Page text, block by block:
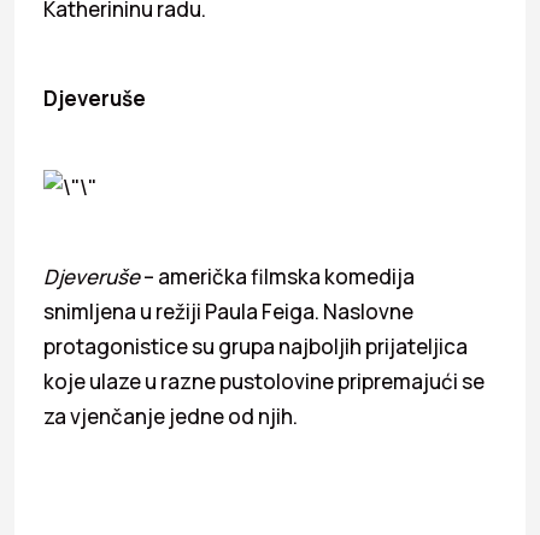
Katherininu radu.
Djeveruše
Djeveruše– američka filmska komedija
snimljena u režiji Paula Feiga. Naslovne
protagonistice su grupa najboljih prijateljica
koje ulaze u razne pustolovine pripremajući se
za vjenčanje jedne od njih.